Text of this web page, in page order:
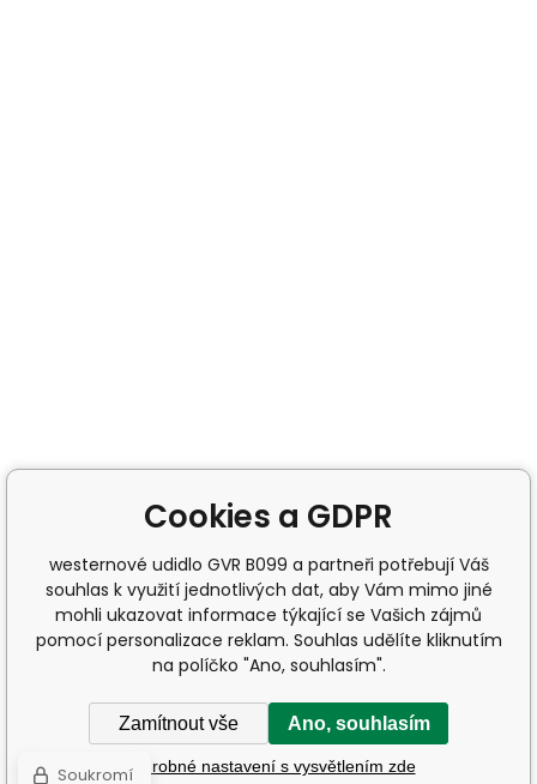
Cookies a GDPR
westernové udidlo GVR B099 a partneři potřebují Váš
souhlas k využití jednotlivých dat, aby Vám mimo jiné
mohli ukazovat informace týkající se Vašich zájmů
pomocí personalizace reklam. Souhlas udělíte kliknutím
na políčko "Ano, souhlasím".
Zamítnout vše Ano, souhlasím
Podrobné nastavení s vysvětlením zde
Soukromí